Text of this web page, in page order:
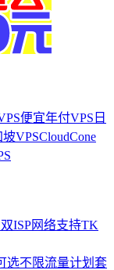
便宜年付VPS 日
VPSCloudCone
ISP网络支持TK
选不限流量计划套